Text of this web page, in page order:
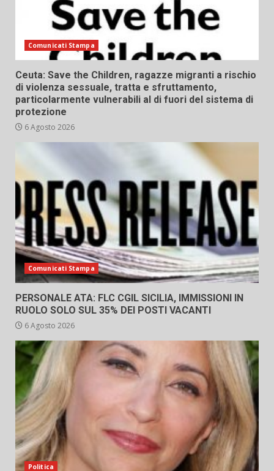
Comunicati Stampa
Ceuta: Save the Children, ragazze migranti a rischio
di violenza sessuale, tratta e sfruttamento,
particolarmente vulnerabili al di fuori del sistema di
protezione
6 Agosto 2026
Comunicati Stampa
PERSONALE ATA: FLC CGIL SICILIA, IMMISSIONI IN
RUOLO SOLO SUL 35% DEI POSTI VACANTI
6 Agosto 2026
Politica